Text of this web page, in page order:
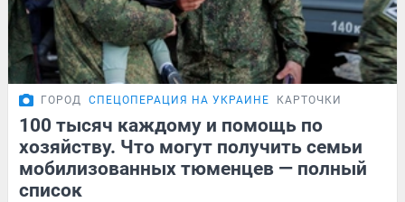
ГОРОД СПЕЦОПЕРАЦИЯ НА УКРАИНЕ КАРТОЧКИ
100 тысяч каждому и помощь по
хозяйству. Что могут получить семьи
мобилизованных тюменцев — полный
список